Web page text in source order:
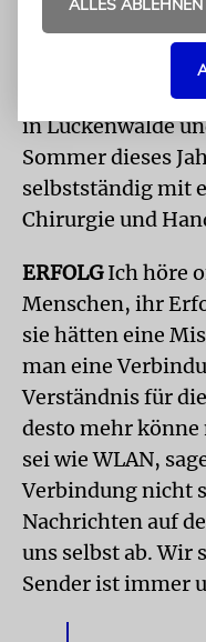
einfach. Meine
unsere fünf
besuchen. Ich
in Luckenwalde
Sommer dieses
selbstständig mit
Chirurgie und
ERFOLGIch höre
Menschen, ihr
sie hätten eine
man eine
Verständnis für
desto mehr
sei wie WLAN,
Verbindung nicht
Nachrichten auf
uns selbst ab. Wir
Sender ist immer
ALLES ABLEHNEN